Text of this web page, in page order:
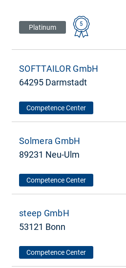
Platinum 5
SOFTTAILOR GmbH
64295 Darmstadt
Competence Center
Solmera GmbH
89231 Neu-Ulm
Competence Center
steep GmbH
53121 Bonn
Competence Center